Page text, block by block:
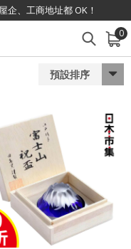
企、工商地址都 OK！
0
查看
預設排序